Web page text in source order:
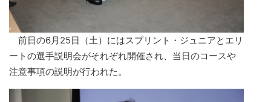
前日の6月25日（土）にはスプリント・ジュニアとエリ
ートの選手説明会がそれぞれ開催され、当日のコースや
注意事項の説明が行われた。